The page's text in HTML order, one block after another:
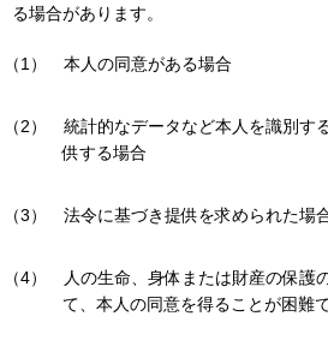
る場合があります。
本人の同意がある場合
統計的なデータなど本人を識別す
供する場合
法令に基づき提供を求められた場
人の生命、身体または財産の保護
て、本人の同意を得ることが困難